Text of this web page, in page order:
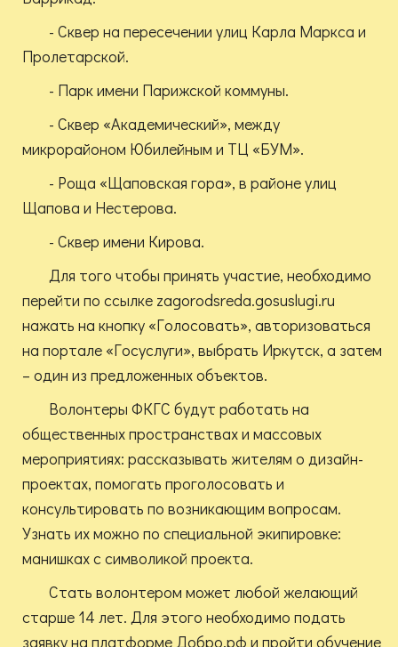
- Сквер на пересечении улиц Карла Маркса и
Пролетарской.
- Парк имени Парижской коммуны.
- Сквер «Академический», между
микрорайоном Юбилейным и ТЦ «БУМ».
- Роща «Щаповская гора», в районе улиц
Щапова и Нестерова.
- Сквер имени Кирова.
Для того чтобы принять участие, необходимо
перейти по ссылке zagorodsreda.gosuslugi.ru
нажать на кнопку «Голосовать», авторизоваться
на портале «Госуслуги», выбрать Иркутск, а затем
– один из предложенных объектов.
Волонтеры ФКГС будут работать на
общественных пространствах и массовых
мероприятиях: рассказывать жителям о дизайн-
проектах, помогать проголосовать и
консультировать по возникающим вопросам.
Узнать их можно по специальной экипировке:
манишках с символикой проекта.
Стать волонтером может любой желающий
старше 14 лет. Для этого необходимо подать
заявку на платформе Добро.pф и пройти обучение